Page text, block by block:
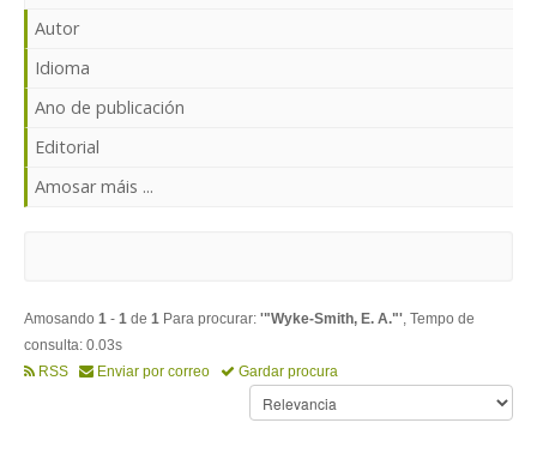
Autor
Idioma
Ano de publicación
Editorial
Amosar máis ...
Amosando 1 - 1 de 1 Para procurar: '"Wyke-Smith, E. A."', Tempo de
consulta: 0.03s
RSS
Enviar por correo Gardar procura